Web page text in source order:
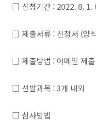
□ 신청기간 : 2022. 8. 1.
□ 제출서류 : 신청서 (양
□ 제출방법 : 이메일 제
□ 선발과목 : 3개 내외
□ 심사방법